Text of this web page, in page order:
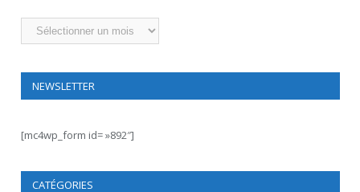
Archives
NEWSLETTER
[mc4wp_form id= »892″]
CATÉGORIES